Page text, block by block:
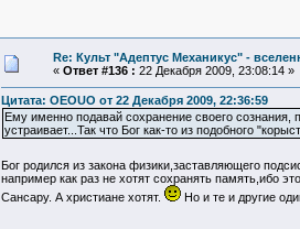
Re: Культ "Адептус Механикус" -
« Ответ #136 : 22 Декабря 2009, 23:08:14 »
Цитата: OEOUO от 22 Декабря 2009, 22:36:59
Ему именно подавай сохранение своего
устраивает...Так что Бог как-то из подобного
Бог родился из закона физики,заставляющего
например как раз не хотят сохранять память,ибо
Сансару. А христиане хотят.
Но и те и другие